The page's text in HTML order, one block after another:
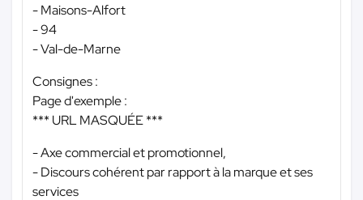
- Maisons-Alfort
- 94
- Val-de-Marne
Consignes :
Page d'exemple :
*** URL MASQUÉE ***
- Axe commercial et promotionnel,
- Discours cohérent par rapport à la marque et ses
services